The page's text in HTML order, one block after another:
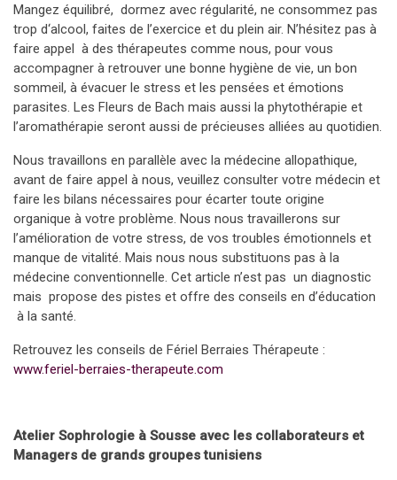
Mangez équilibré, dormez avec régularité, ne consommez pas
trop d‘alcool, faites de l’exercice et du plein air. N’hésitez pas à
faire appel à des thérapeutes comme nous, pour vous
accompagner à retrouver une bonne hygiène de vie, un bon
sommeil, à évacuer le stress et les pensées et émotions
parasites. Les Fleurs de Bach mais aussi la phytothérapie et
l’aromathérapie seront aussi de précieuses alliées au quotidien.
Nous travaillons en parallèle avec la médecine allopathique,
avant de faire appel à nous, veuillez consulter votre médecin et
faire les bilans nécessaires pour écarter toute origine
organique à votre problème. Nous nous travaillerons sur
l’amélioration de votre stress, de vos troubles émotionnels et
manque de vitalité. Mais nous nous substituons pas à la
médecine conventionnelle. Cet article n’est pas un diagnostic
mais propose des pistes et offre des conseils en d’éducation
à la santé.
Retrouvez les conseils de Fériel Berraies Thérapeute :
www.feriel-berraies-therapeute.com
Atelier Sophrologie à Sousse avec les collaborateurs et
Managers de grands groupes tunisiens